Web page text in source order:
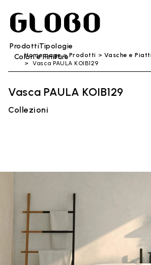
ProdottiTipologie
Colori e Finiture
Home page Prodotti Vasche e
Vasca PAULA KOIB129
Vasca PAULA KOIB129
Collezioni